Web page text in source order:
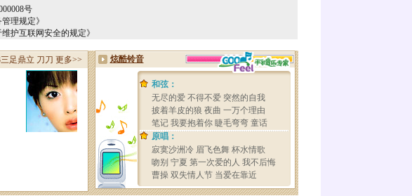
号
理规定》
护互联网安全的规定》